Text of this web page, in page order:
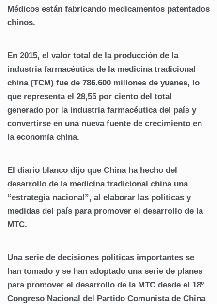
Médicos están fabricando medicamentos patentados
chinos.
En 2015, el valor total de la producción de la
industria farmacéutica de la medicina tradicional
china (TCM) fue de 786.600 millones de yuanes, lo
que representa el 28,55 por ciento del total
generado por la industria farmacéutica del país y
convertirse en una nueva fuente de crecimiento en
la economía china.
El diario blanco dijo que China ha hecho del
desarrollo de la medicina tradicional china una
“estrategia nacional”, al elaborar las políticas y
medidas del país para promover el desarrollo de la
MTC.
Una serie de decisiones políticas importantes se
han tomado y se han adoptado una serie de planes
para promover el desarrollo de la MTC desde el 18º
Congreso Nacional del Partido Comunista de China